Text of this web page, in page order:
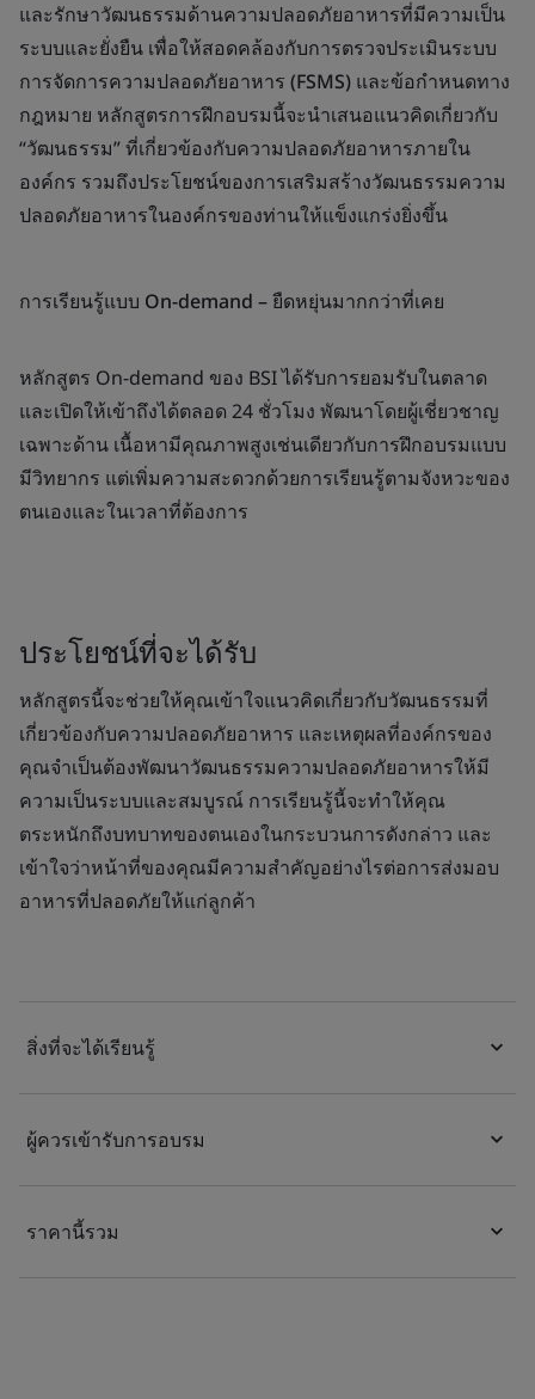
และรักษาวัฒนธรรมด้านความปลอดภัยอาหารที่มีความเป็น
ระบบและยั่งยืน เพื่อให้สอดคล้องกับการตรวจประเมินระบบ
การจัดการความปลอดภัยอาหาร (FSMS) และข้อกำหนดทาง
กฎหมาย หลักสูตรการฝึกอบรมนี้จะนำเสนอแนวคิดเกี่ยวกับ
“วัฒนธรรม” ที่เกี่ยวข้องกับความปลอดภัยอาหารภายใน
องค์กร รวมถึงประโยชน์ของการเสริมสร้างวัฒนธรรมความ
ปลอดภัยอาหารในองค์กรของท่านให้แข็งแกร่งยิ่งขึ้น
การเรียนรู้แบบ On-demand – ยืดหยุ่นมากกว่าที่เคย
หลักสูตร On-demand ของ BSI ได้รับการยอมรับในตลาด
และเปิดให้เข้าถึงได้ตลอด 24 ชั่วโมง พัฒนาโดยผู้เชี่ยวชาญ
เฉพาะด้าน เนื้อหามีคุณภาพสูงเช่นเดียวกับการฝึกอบรมแบบ
มีวิทยากร แต่เพิ่มความสะดวกด้วยการเรียนรู้ตามจังหวะของ
ตนเองและในเวลาที่ต้องการ
ประโยชน์ที่จะได้รับ
หลักสูตรนี้จะช่วยให้คุณเข้าใจแนวคิดเกี่ยวกับวัฒนธรรมที่
เกี่ยวข้องกับความปลอดภัยอาหาร และเหตุผลที่องค์กรของ
คุณจำเป็นต้องพัฒนาวัฒนธรรมความปลอดภัยอาหารให้มี
ความเป็นระบบและสมบูรณ์ การเรียนรู้นี้จะทำให้คุณ
ตระหนักถึงบทบาทของตนเองในกระบวนการดังกล่าว และ
เข้าใจว่าหน้าที่ของคุณมีความสำคัญอย่างไรต่อการส่งมอบ
อาหารที่ปลอดภัยให้แก่ลูกค้า
สิ่งที่จะได้เรียนรู้
ผู้ควรเข้ารับการอบรม
ราคานี้รวม